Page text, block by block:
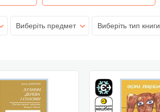
Виберіть предмет Виберіть тип книги